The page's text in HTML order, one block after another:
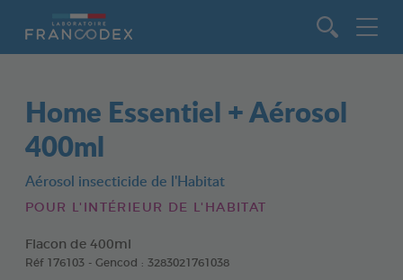
Home Essentiel + Aérosol
400ml
Aérosol insecticide de l'Habitat
POUR L'INTÉRIEUR DE L'HABITAT
Flacon de 400ml
Réf 176103 - Gencod : 3283021761038